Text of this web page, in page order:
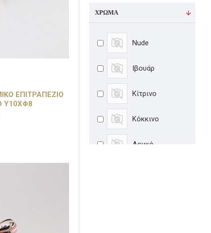
ΕΠΙΤΡΑΠΕΖΙΟ
Υ10ΧΦ8
ΧΡΏΜΑ
Nude
Ιβουάρ
Κίτρινο
Κόκκινο
Λευκό